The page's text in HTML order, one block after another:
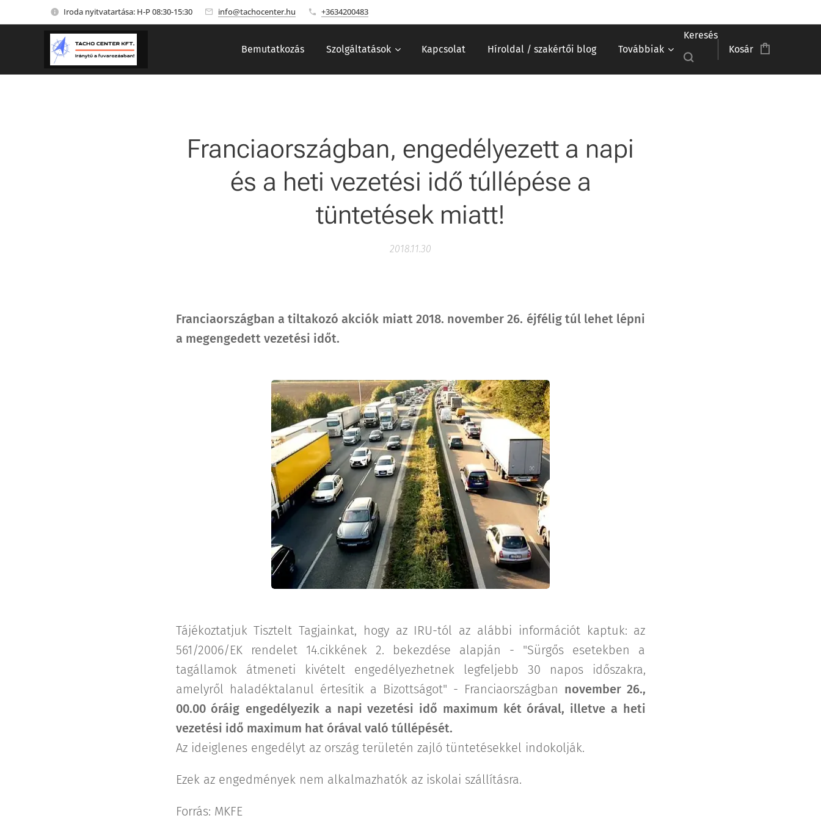
Iroda nyitvatartása: H-P 08:30-15:30 info@tachocenter.hu +3634200483
Bemutatkozás Szolgáltatások Kapcsolat Híroldal / szakértői blog Továbbiak
Keresés
Kosár
Franciaországban, engedélyezett a napi
és a heti vezetési idő túllépése a
tüntetések miatt!
2018.11.30
Franciaországban a tiltakozó akciók miatt 2018. november 26. éjfélig túl lehet lépni
a megengedett vezetési időt.
Tájékoztatjuk Tisztelt Tagjainkat, hogy az IRU-tól az alábbi információt kaptuk: az
561/2006/EK rendelet 14.cikkének 2. bekezdése alapján - "Sürgős esetekben a
tagállamok átmeneti kivételt engedélyezhetnek legfeljebb 30 napos időszakra,
amelyről haladéktalanul értesítik a Bizottságot" - Franciaországban november 26.,
00.00 óráig engedélyezik a napi vezetési idő maximum két órával, illetve a heti
vezetési idő maximum hat órával való túllépését.
Az ideiglenes engedélyt az ország területén zajló tüntetésekkel indokolják.
Ezek az engedmények nem alkalmazhatók az iskolai szállításra.
Forrás: MKFE